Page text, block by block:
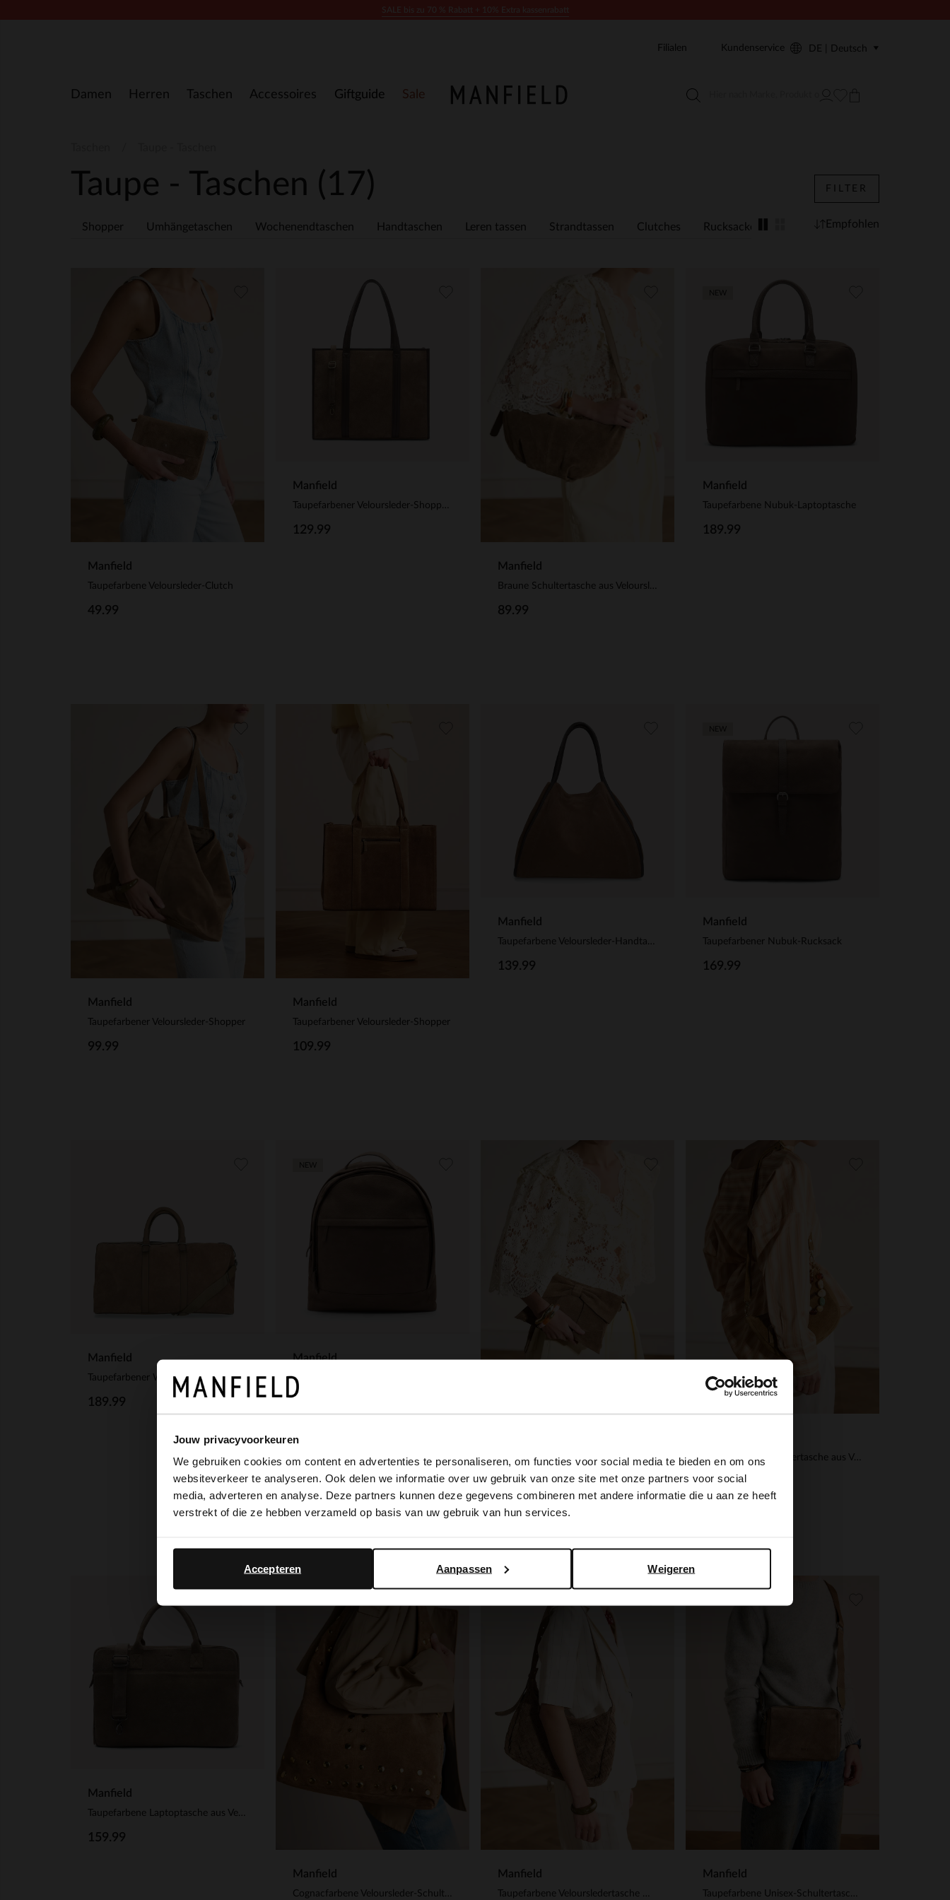
Jouw privacyvoorkeuren
We gebruiken cookies om content en advertenties te personaliseren, om functies voor social media te bieden en om ons
websiteverkeer te analyseren. Ook delen we informatie over uw gebruik van onze site met onze partners voor social
media, adverteren en analyse. Deze partners kunnen deze gegevens combineren met andere informatie die u aan ze heeft
verstrekt of die ze hebben verzameld op basis van uw gebruik van hun services.
Weigeren
Aanpassen
Accepteren
Damen Herren Taschen Accessoires Giftguide Sale
Filialen Kundenservice DE | Deutsch
Taupe - Taschen (17)
Shopper Umhängetaschen Wochenendtaschen Handtaschen Leren tassen Strandtassen Clutches Rucksacke Laptoptaschen Herrentaschen
FILTER
Empfohlen
Manfield
Taupefarbene Veloursleder-Clutch
49.99
Manfield
Taupefarbener Veloursleder-Shopper mit Leder-Details
129.99
Manfield
89.99
Manfield
Taupefarbene Nubuk-Laptoptasche
189.99
Manfield
Taupefarbener Veloursleder-Shopper
99.99
Manfield
Taupefarbener Veloursleder-Shopper
109.99
Manfield
139.99
Manfield
Taupefarbener Nubuk-Rucksack
169.99
Manfield
Taupefarbener Weekender aus Veloursleder
189.99
Manfield
Taupefarbene Veloursleder-Clutch mit Schleife
69.99
Taupefarbene Schultertasche aus Veloursleder
69.99
Manfield
Taupefarbene Laptoptasche aus Veloursleder 18.5 Zoll
159.99
Manfield
Cognacfarbene Veloursleder-Schultertasche mit goldfarbenen Nieten
Manfield
Taupefarbene Veloursledertasche mit Flecht-Details
Manfield
Taupefarbene Unisex-Schultertasche aus Veloursleder
×
It looks like your language isn't Dutch. Would you like to